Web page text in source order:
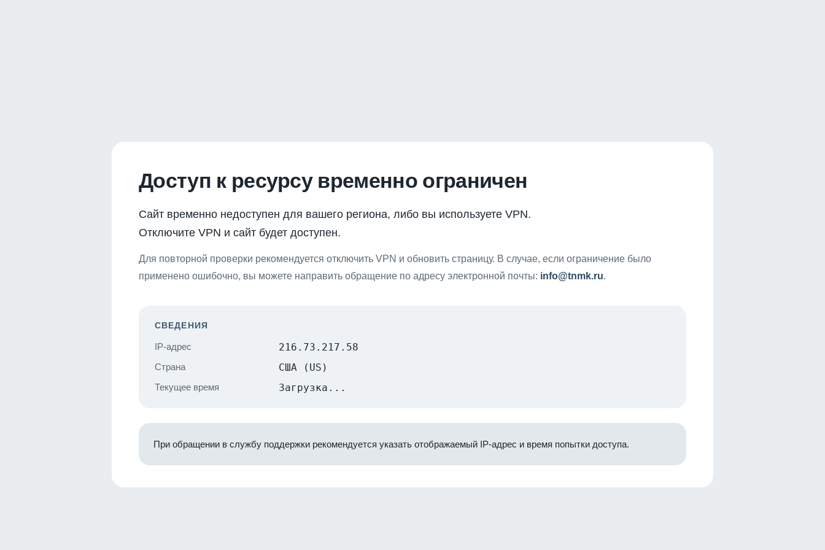
Доступ к ресурсу временно ограничен
Сайт временно недоступен для вашего региона, либо вы используете VPN.
Отключите VPN и сайт будет доступен.
Для повторной проверки рекомендуется отключить VPN и обновить страницу. В случае, если ограничение было
применено ошибочно, вы можете направить обращение по адресу электронной почты: info@tnmk.ru.
СВЕДЕНИЯ
IP-адрес 216.73.217.58
Страна США (US)
Текущее время Загрузка...
При обращении в службу поддержки рекомендуется указать отображаемый IP-адрес и время попытки доступа.